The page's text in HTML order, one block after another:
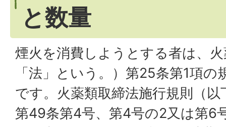
と数量
煙火を消費しようとする者は、
「法」という。）第25条第1項
です。火薬類取締法施行規則（
第49条第4号、第4号の2又は第6